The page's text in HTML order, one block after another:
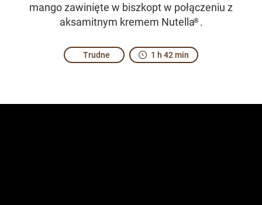
mango zawinięte w biszkopt w połączeniu z
aksamitnym kremem Nutella® .
Trudne 1 h 42 min